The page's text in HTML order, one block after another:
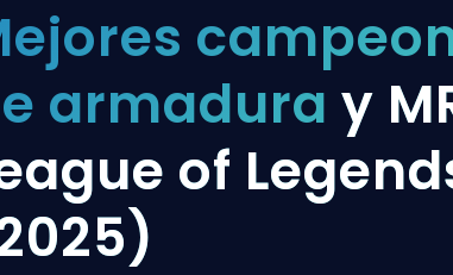
armadura y
of